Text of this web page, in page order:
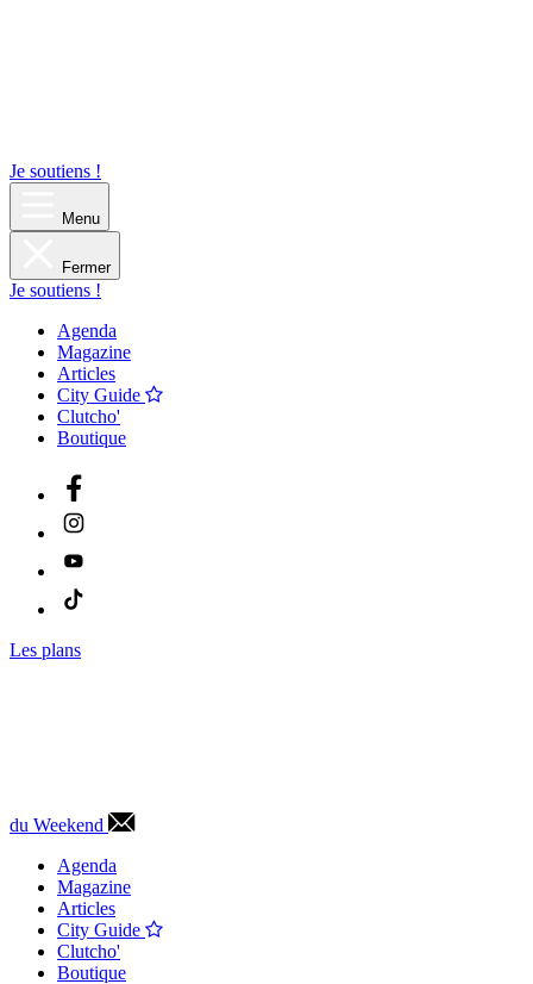
Je soutiens !
Menu
Fermer
Je soutiens !
Agenda
Magazine
Articles
City Guide
Clutcho'
Boutique
Les plans
du Weekend
Agenda
Magazine
Articles
City Guide
Clutcho'
Boutique